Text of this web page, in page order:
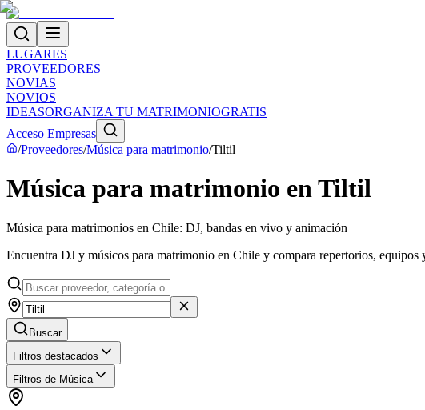
LUGARES
PROVEEDORES
NOVIAS
NOVIOS
IDEASORGANIZA TU MATRIMONIOGRATIS
Acceso Empresas
/Proveedores/Música para matrimonio/Tiltil
Música para matrimonio en Tiltil
Música para matrimonios en Chile: DJ, bandas en vivo y animación
Encuentra DJ y músicos para matrimonio en Chile y compara repertorios,
Buscar
Filtros destacados
Filtros de Música